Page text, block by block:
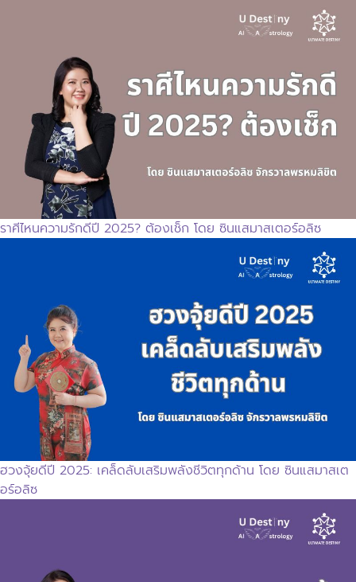
ราศีไหนความรักดีปี 2025? ต้องเช็ก โดย ซินแสมาสเตอร์อลิซ
ฮวงจุ้ยดีปี 2025: เคล็ดลับเสริมพลังชีวิตทุกด้าน โดย ซินแสมาสเต
อร์อลิซ